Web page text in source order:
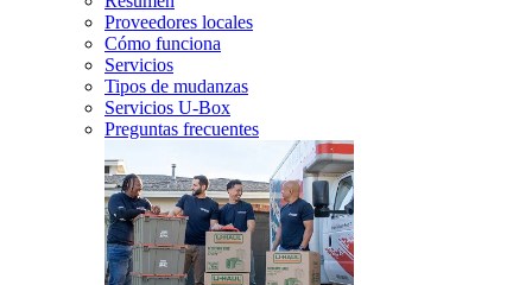
Proveedores locales
Cómo funciona
Servicios
Tipos de mudanzas
Servicios U-Box
Preguntas frecuentes